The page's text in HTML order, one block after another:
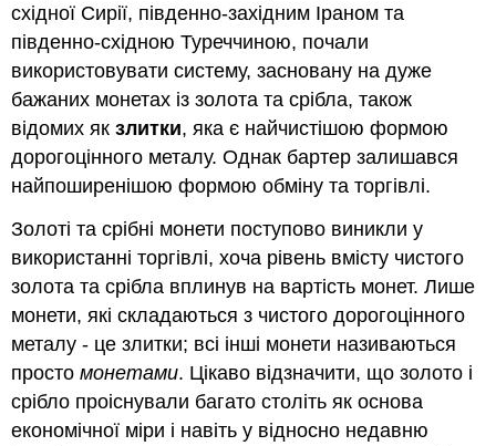
східної Сирії, південно-західним Іраном та
південно-східною Туреччиною, почали
використовувати систему, засновану на дуже
бажаних монетах із золота та срібла, також
відомих якзлитки, яка є найчистішою формою
дорогоцінного металу. Однак бартер залишався
найпоширенішою формою обміну та торгівлі.
Золоті та срібні монети поступово виникли у
використанні торгівлі, хоча рівень вмісту чистого
золота та срібла вплинув на вартість монет. Лише
монети, які складаються з чистого дорогоцінного
металу - це злитки; всі інші монети називаються
простомонетами. Цікаво відзначити, що золото і
срібло проіснували багато століть як основа
економічної міри і навіть у відносно недавню